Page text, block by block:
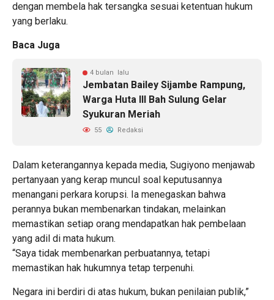
dengan membela hak tersangka sesuai ketentuan hukum
yang berlaku.
Baca Juga
4 bulan lalu
Jembatan Bailey Sijambe Rampung,
Warga Huta III Bah Sulung Gelar
Syukuran Meriah
55 Redaksi
Dalam keterangannya kepada media, Sugiyono menjawab
pertanyaan yang kerap muncul soal keputusannya
menangani perkara korupsi. Ia menegaskan bahwa
perannya bukan membenarkan tindakan, melainkan
memastikan setiap orang mendapatkan hak pembelaan
yang adil di mata hukum.
“Saya tidak membenarkan perbuatannya, tetapi
memastikan hak hukumnya tetap terpenuhi.
Negara ini berdiri di atas hukum, bukan penilaian publik,”